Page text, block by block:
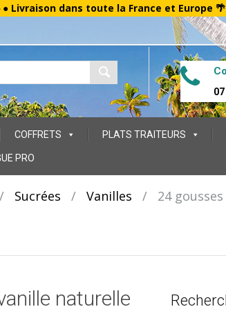
Livraison dans toute la France et Europe
COFFRETS PLATS TRAITEURS
PRO
/ Sucrées / Vanilles /
24
naturelle